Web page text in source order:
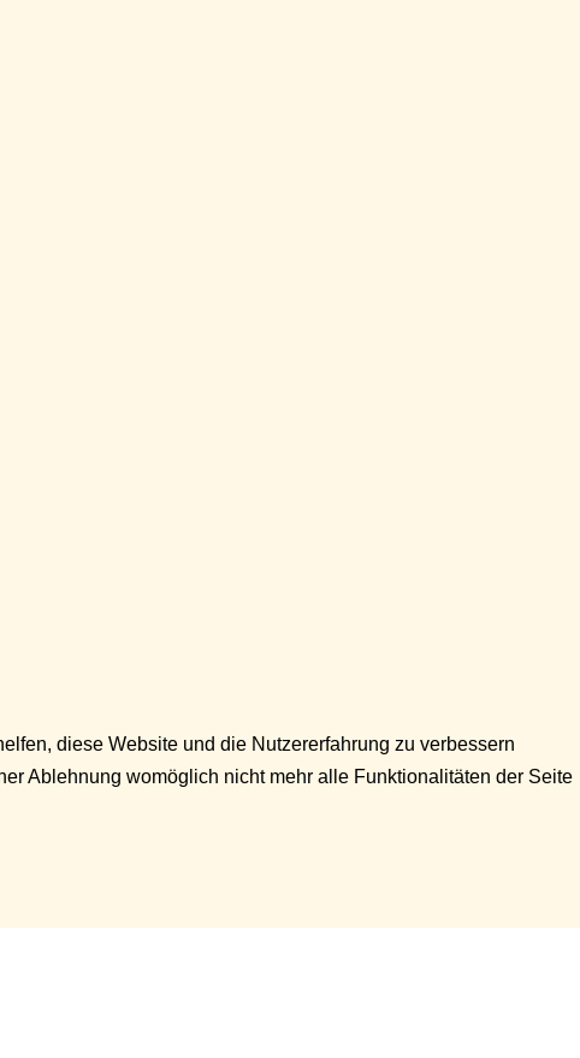
diese Website und die Nutzererfahrung zu verbessern
Ablehnung womöglich nicht mehr alle Funktionalitäten der Seite